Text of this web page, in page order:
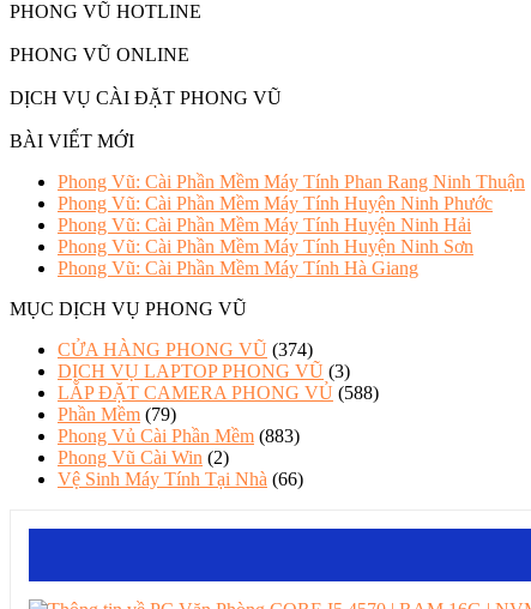
PHONG VŨ HOTLINE
PHONG VŨ ONLINE
DỊCH VỤ CÀI ĐẶT PHONG VŨ
BÀI VIẾT MỚI
Phong Vũ: Cài Phần Mềm Máy Tính Phan Rang Ninh Thuận
Phong Vũ: Cài Phần Mềm Máy Tính Huyện Ninh Phước
Phong Vũ: Cài Phần Mềm Máy Tính Huyện Ninh Hải
Phong Vũ: Cài Phần Mềm Máy Tính Huyện Ninh Sơn
Phong Vũ: Cài Phần Mềm Máy Tính Hà Giang
MỤC DỊCH VỤ PHONG VŨ
CỬA HÀNG PHONG VŨ (374)
DỊCH VỤ LAPTOP PHONG VŨ (3)
LẮP ĐẶT CAMERA PHONG VỦ (588)
Phần Mềm (79)
Phong Vủ Cài Phần Mềm (883)
Phong Vũ Cài Win (2)
Vệ Sinh Máy Tính Tại Nhà (66)